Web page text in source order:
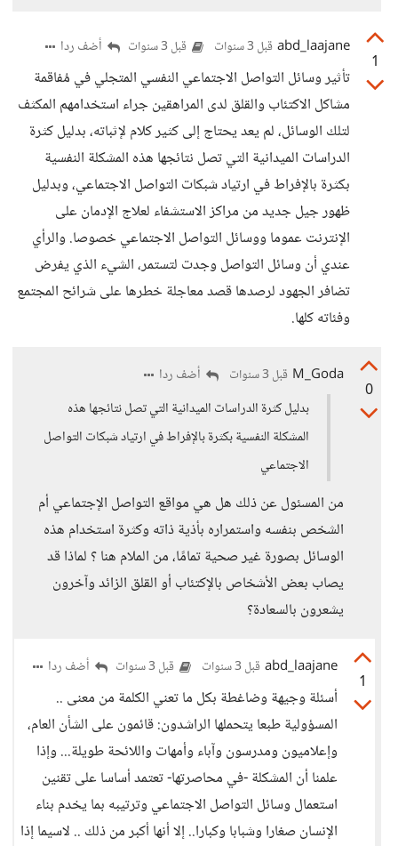
1
abd_laajane قبل 3 سنوات قبل 3 سنوات أضف ردا
تأثير وسائل التواصل الاجتماعي النفسي المتجلي في مُفاقمة
مشاكل الاكتئاب والقلق لدى المراهقين جراء استخدامهم المكثف
لتلك الوسائل، لم يعد يحتاج إلى كثير كلام لإثباته، بدليل كثرة
الدراسات الميدانية التي تصل نتائجها هذه المشكلة النفسية
بكثرة بالإفراط في ارتياد شبكات التواصل الاجتماعي، وبدليل
ظهور جيل جديد من مراكز الاستشفاء لعلاج الإدمان على
الإنترنت عموما ووسائل التواصل الاجتماعي خصوصا. والرأي
عندي أن وسائل التواصل وجدت لتستمر، الشيء الذي يفرض
تضافر الجهود لرصدها قصد معاجلة خطرها على شرائح المجتمع
وفئاته كلها.
0
M_Goda قبل 3 سنوات
أضف ردا
بدليل كثرة الدراسات الميدانية التي تصل نتائجها هذه
المشكلة النفسية بكثرة بالإفراط في ارتياد شبكات التواصل
الاجتماعي
من المسئول عن ذلك هل هي مواقع التواصل الإجتماعي أم
الشخص بنفسه واستمراره بأذية ذاته وكثرة استخدام هذه
الوسائل بصورة غير صحية تمامًا، من الملام هنا ؟ لماذا قد
يصاب بعض الأشخاص بالإكتئاب أو القلق الزائد وآخرون
يشعرون بالسعادة؟
1
abd_laajane قبل 3 سنوات قبل 3 سنوات أضف ردا
أسئلة وجيهة وضاغطة بكل ما تعني الكلمة من معنى ..
المسؤولية طبعا يتحملها الراشدون: قائمون على الشأن العام،
وإعلاميون ومدرسون وآباء وأمهات واللائحة طويلة... وإذا
علمنا أن المشكلة -في محاصرتها- تعتمد أساسا على تقنين
استعمال وسائل التواصل الاجتماعي وترتيبه بما يخدم بناء
الإنسان صغارا وشبابا وكبارا.. إلا أنها أكبر من ذلك .. لاسيما إذا